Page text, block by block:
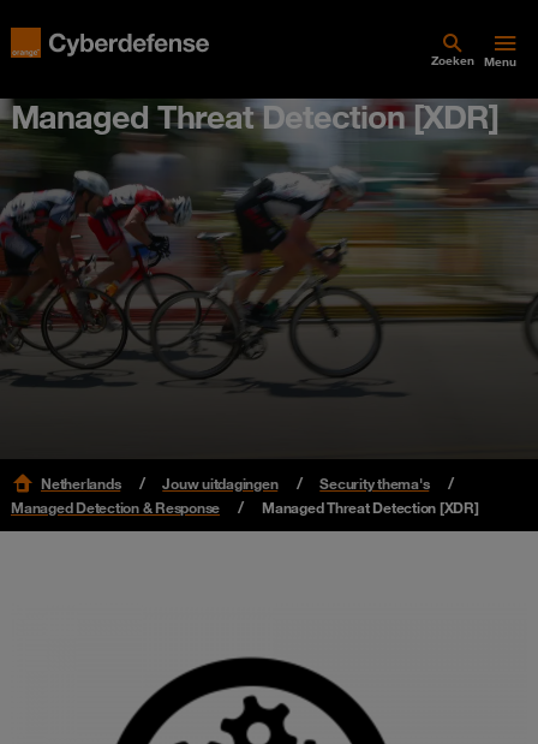
Zoeken Menu
Managed Threat Detection [XDR]
Netherlands Jouw uitdagingen
Security thema's
Managed Detection & Response
Managed Threat Detection [XDR]